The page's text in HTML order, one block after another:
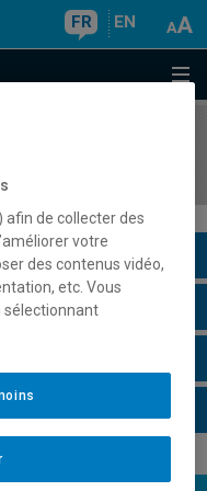
FR EN
afin de collecter des
votre
des contenus vidéo,
etc. Vous
sélectionnant